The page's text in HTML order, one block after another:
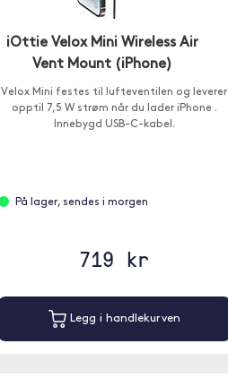
iOttie Velox Mini Wireless Air
Vent Mount (iPhone)
Velox Mini festes til lufteventilen og leverer
opptil 7,5 W strøm når du lader iPhone .
Innebygd USB-C-kabel.
På lager, sendes i morgen
719 kr
Legg i handlekurven